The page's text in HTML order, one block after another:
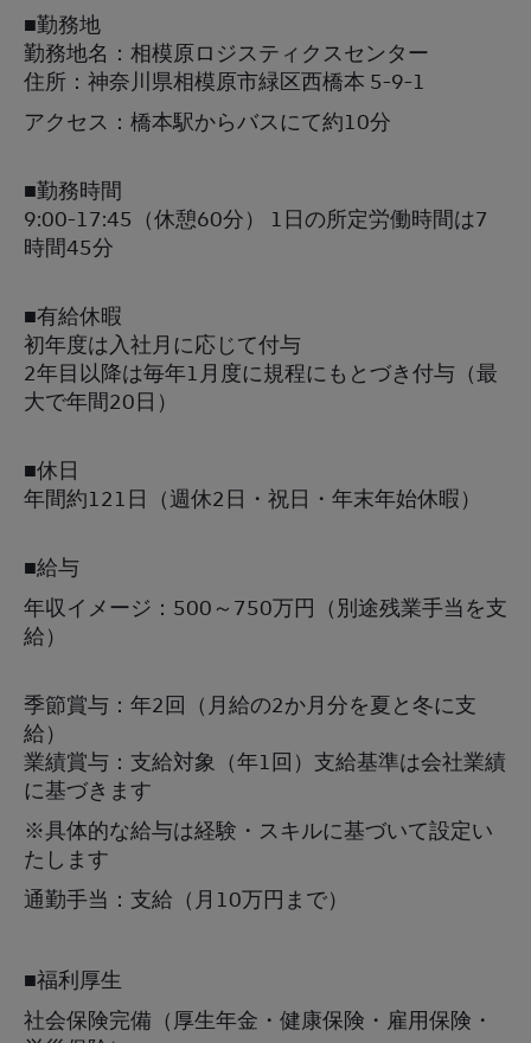
■勤務地
勤務地名：相模原ロジスティクスセンター
住所：神奈川県相模原市緑区西橋本 5-9-1
アクセス：橋本駅からバスにて約10分
■勤務時間
9:00-17:45（休憩60分） 1日の所定労働時間は7
時間45分
■有給休暇
初年度は入社月に応じて付与
2年目以降は毎年1月度に規程にもとづき付与（最
大で年間20日）
■休日
年間約121日（週休2日・祝日・年末年始休暇）
■給与
年収イメージ：500～750万円（別途残業手当を支
給）
季節賞与：年2回（月給の2か月分を夏と冬に支
給）
業績賞与：支給対象（年1回）支給基準は会社業績
に基づきます
※具体的な給与は経験・スキルに基づいて設定い
たします
通勤手当：支給（月10万円まで）
■福利厚生
社会保険完備（厚生年金・健康保険・雇用保険・